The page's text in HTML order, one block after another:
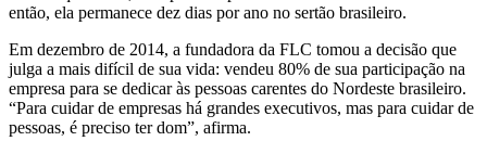
então, ela permanece dez dias por ano no sertão brasileiro.
Em dezembro de 2014, a fundadora da FLC tomou a decisão que
julga a mais difícil de sua vida: vendeu 80% de sua participação na
empresa para se dedicar às pessoas carentes do Nordeste brasileiro.
“Para cuidar de empresas há grandes executivos, mas para cuidar de
pessoas, é preciso ter dom”, afirma.